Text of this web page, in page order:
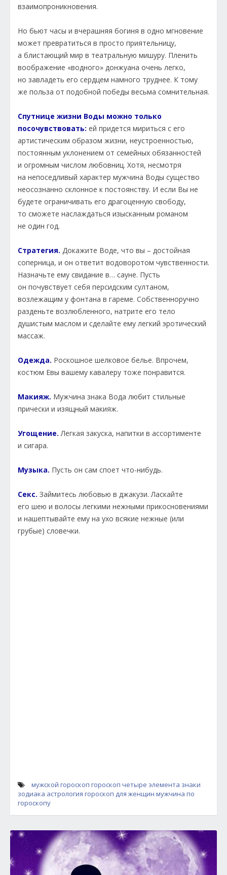
взаимопроникновения.
Но бьют часы и вчерашняя богиня в одно мгновение
может превратиться в просто приятельницу,
а блистающий мир в театральную мишуру. Пленить
воображение «водного» донжуана очень легко,
но завладеть его сердцем намного труднее. К тому
же польза от подобной победы весьма сомнительная.
Спутнице жизни Воды можно только
посочувствовать: ей придется мириться с его
артистическим образом жизни, неустроенностью,
постоянным уклонением от семейных обязанностей
и огромным числом любовниц. Хотя, несмотря
на непоседливый характер мужчина Воды существо
неосознанно склонное к постоянству. И если Вы не
будете ограничивать его драгоценную свободу,
то сможете наслаждаться изысканным романом
не один год.
Стратегия. Докажите Воде, что вы – достойная
соперница, и он ответит водоворотом чувственности.
Назначьте ему свидание в… сауне. Пусть
он почувствует себя персидским султаном,
возлежащим у фонтана в гареме. Собственноручно
разденьте возлюбленного, натрите его тело
душистым маслом и сделайте ему легкий эротический
массаж.
Одежда. Роскошное шелковое белье. Впрочем,
костюм Евы вашему кавалеру тоже понравится.
Макияж. Мужчина знака Вода любит стильные
прически и изящный макияж.
Угощение. Легкая закуска, напитки в ассортименте
и сигара.
Музыка. Пусть он сам споет что-нибудь.
Секс. Займитесь любовью в джакузи. Ласкайте
его шею и волосы легкими нежными прикосновениями
и нашептывайте ему на ухо всякие нежные (или
грубые) словечки.
мужской гороскоп гороскоп четыре элемента знаки
зодиака астрология гороскоп для женщин мужчина по
гороскопу